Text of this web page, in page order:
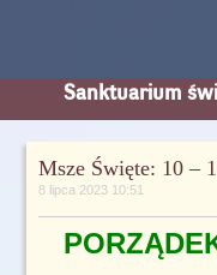
Sanktuarium
Msze Święte: 10 –
8 lipca 2023 10:51